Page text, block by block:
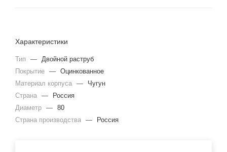
Характеристики
Тип — Двойной раструб
Покрытие — Оцинкованное
Материал корпуса —
Чугун
Страна —
Россия
Диаметр — 80
Страна производства — Россия